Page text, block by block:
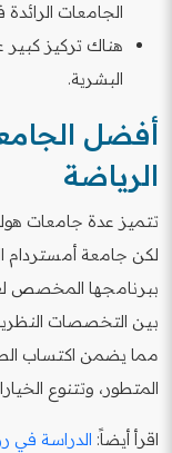
الجامعات
هناك تركيز كبير
البشرية.
أفضل
الرياضة
تتميز عدة جامعات
ببرنامجها المخصص
بين التخصصات
مما يضمن اكتساب
المتطور، وتتنوع
اقرأ أيضاً: الدراسة في